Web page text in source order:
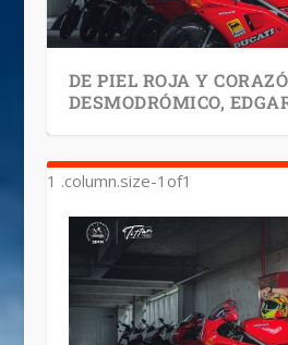
DE PIEL ROJA Y
DESMODRÓMICO,